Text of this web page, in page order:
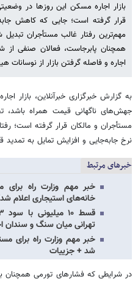
بازار اجاره مسکن این روزها در
قرار گرفته است؛ جایی که کاهش
مهم‌ترین رفتار غالب مستأجران
همچنان پابرجاست، فعالان صنفی
اجاره و فاصله گرفتن بازار از نوسانات
به گزارش خبرگزاری خبرآنلاین، بازار اجاره
جهش‌های ناگهانی قیمت همراه باشد،
مستأجران و مالکان قرار گرفته است؛
نرخ جابه‌جایی و افزایش تمایل به
خبرهای مرتبط
خبر مهم وزارت راه
خانه‌های استیجاری اعلام
تهرانی میان سنگ و سندان
خبر مهم وزارت راه برای
شد + جزییات
در شرایطی که فشارهای تورمی همچنان بر